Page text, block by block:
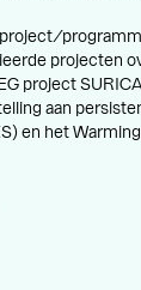
project/
projecten
project
aan
en het